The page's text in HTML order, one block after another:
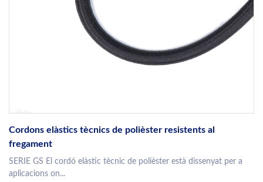
Cordons elàstics tècnics de polièster resistents al
fregament
SERIE GS El cordó elàstic tècnic de polièster està dissenyat per a
aplicacions on...